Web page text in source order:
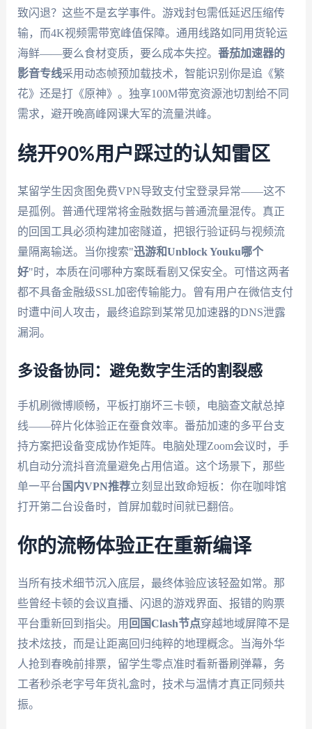
致闪退？这些不是玄学事件。游戏封包需低延迟压缩传
输，而4K视频需带宽峰值保障。通用线路如同用货轮运
海鲜——要么食材变质，要么成本失控。 番茄加速器的
影音专线采用动态帧预加载技术，智能识别你是追《繁
花》还是打《原神》。独享100M带宽资源池切割给不同
需求，避开晚高峰网课大军的流量洪峰。
绕开90%用户踩过的认知雷区
某留学生因贪图免费VPN导致支付宝登录异常——这不
是孤例。普通代理常将金融数据与普通流量混传。真正
的回国工具必须构建加密隧道，把银行验证码与视频流
量隔离输送。当你搜索"迅游和Unblock Youku哪个
好"时，本质在问哪种方案既看剧又保安全。可惜这两者
都不具备金融级SSL加密传输能力。曾有用户在微信支付
时遭中间人攻击，最终追踪到某常见加速器的DNS泄露
漏洞。
多设备协同：避免数字生活的割裂感
手机刷微博顺畅，平板打崩坏三卡顿，电脑查文献总掉
线——碎片化体验正在蚕食效率。番茄加速的多平台支
持方案把设备变成协作矩阵。电脑处理Zoom会议时，手
机自动分流抖音流量避免占用信道。这个场景下，那些
单一平台 国内VPN推荐立刻显出致命短板：你在咖啡馆
打开第二台设备时，首屏加载时间就已翻倍。
你的流畅体验正在重新编译
当所有技术细节沉入底层，最终体验应该轻盈如常。那
些曾经卡顿的会议直播、闪退的游戏界面、报错的购票
平台重新回到指尖。用 回国Clash节点穿越地域屏障不是
技术炫技，而是让距离回归纯粹的地理概念。当海外华
人抢到春晚前排票，留学生零点准时看新番刷弹幕，务
工者秒杀老字号年货礼盒时，技术与温情才真正同频共
振。